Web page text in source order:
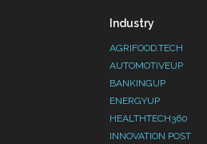
Industry
AGRIFOOD.TECH
AUTOMOTIVEUP
BANKINGUP
ENERGYUP
HEALTHTECH360
INNOVATION POST